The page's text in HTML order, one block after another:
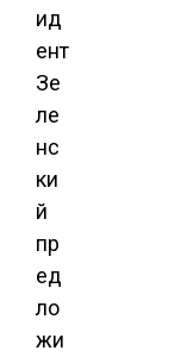
ид
ент
Зе
ле
нс
ки
й
пр
ед
ло
жи